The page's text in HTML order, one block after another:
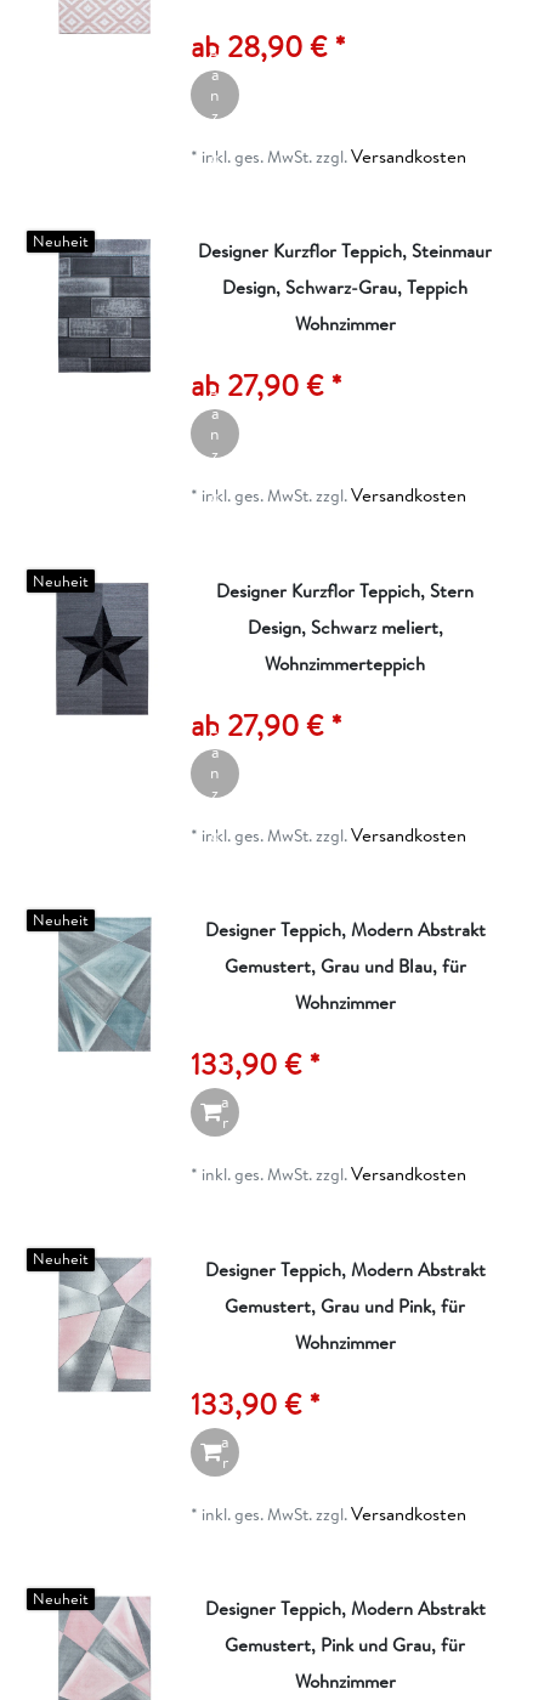
ab 28,90 € *
ik
el
a
n
z
g
* inkl. ges. MwSt.zzgl.Versandkosten
Neuheit
Designer Kurzflor Teppich, Steinmaur
Design, Schwarz-Grau, Teppich
Wohnzimmer
ab 27,90 € *
ik
el
a
n
z
g
* inkl. ges. MwSt.zzgl.Versandkosten
Neuheit
Designer Kurzflor Teppich, Stern
Design, Schwarz meliert,
Wohnzimmerteppich
ab 27,90 € *
ik
el
a
n
z
g
* inkl. ges. MwSt.zzgl.Versandkosten
Neuheit
Designer Teppich, Modern Abstrakt
Gemustert, Grau und Blau, für
Wohnzimmer
133,90 € *
I
n
W
a
r
e
n
k
* inkl. ges. MwSt.zzgl.Versandkosten
Neuheit
Designer Teppich, Modern Abstrakt
Gemustert, Grau und Pink, für
Wohnzimmer
133,90 € *
I
n
W
a
r
e
n
k
* inkl. ges. MwSt.zzgl.Versandkosten
Neuheit
Designer Teppich, Modern Abstrakt
Gemustert, Pink und Grau, für
Wohnzimmer
I